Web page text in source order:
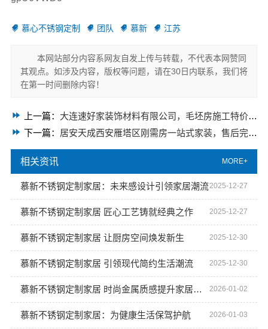
慕心不锈钢定制 团队 慕新 江苏
本网站部分内容系网友自发上传与转载，不代表本网赞同
其观点。如涉及内容，版权等问题，请在30日内联系，我们将
在第一时间删除内容！
上一篇： 大连速好家装饰材料有限公司，毛坯房施工特价进行中
下一篇： 居安天成西安雁塔区刚需房一站式家装，售后完善超安心
相关资讯 MORE+
慕新不锈钢定制家居：未来感设计引领家居潮流2025-12-27
慕新不锈钢定制家居 匠心工艺铸就经典之作 2025-12-27
慕新不锈钢定制家居 让厨房空间焕发新生 2025-12-30
慕新不锈钢定制家居 引领现代简约生活潮流 2025-12-30
慕新不锈钢定制家居 时尚金属质感提升家居格调 2026-01-02
慕新不锈钢定制家居：为健康生活保驾护航 2026-01-03